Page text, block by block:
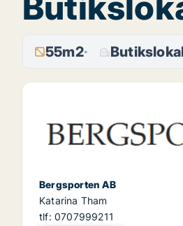
55m2
Bergsporten AB
Katarina Tham
tlf: 0707999211